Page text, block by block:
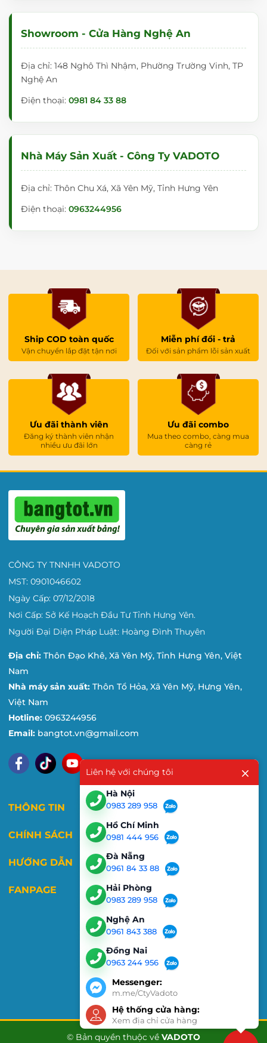
Showroom - Cửa Hàng Nghệ An
Địa chỉ: 148 Nghô Thì Nhậm, Phường Trường Vinh, TP
Nghệ An
Điện thoại: 0981 84 33 88
Nhà Máy Sản Xuất - Công Ty VADOTO
Địa chỉ: Thôn Chu Xá, Xã Yên Mỹ, Tỉnh Hưng Yên
Điện thoại: 0963244956
Ship COD toàn quốc
Vận chuyển lắp đặt tận nơi
Miễn phí đổi - trả
Đối với sản phẩm lỗi sản xuất
Ưu đãi thành viên
Đăng ký thành viên nhận
nhiều ưu đãi lớn
Ưu đãi combo
Mua theo combo, càng mua
càng rẻ
CÔNG TY TNNHH VADOTO
MST: 0901046602
Ngày Cấp: 07/12/2018
Nơi Cấp: Sở Kế Hoạch Đầu Tư Tỉnh Hưng Yên.
Người Đại Diện Pháp Luật: Hoàng Đình Thuyên
Địa chỉ: Thôn Đạo Khê, Xã Yên Mỹ, Tỉnh Hưng Yên, Việt
Nam
Nhà máy sản xuất: Thôn Tổ Hỏa, Xã Yên Mỹ, Hưng Yên,
Việt Nam
Hotline: 0963244956
Email: bangtot.vn@gmail.com
THÔNG TIN
CHÍNH SÁCH
HƯỚNG DẪN
FANPAGE
© Bản quyền thuộc về VADOTO
Liên hệ với chúng tôi
Hà Nội
0983 289 958
Hồ Chí Minh
0981 444 956
Đà Nẵng
0961 84 33 88
Hải Phòng
0983 289 958
Nghệ An
0961 843 388
Đồng Nai
0963 244 956
Messenger:
m.me/CtyVadoto
Hệ thống cửa hàng:
Xem địa chỉ cửa hàng